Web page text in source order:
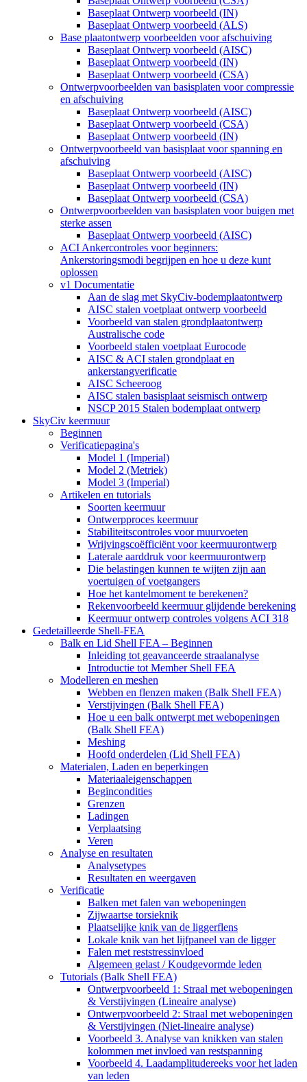
Baseplaat Ontwerp voorbeeld (IN)
Baseplaat Ontwerp voorbeeld (ALS)
Base plaatontwerp voorbeelden voor afschuiving
Baseplaat Ontwerp voorbeeld (AISC)
Baseplaat Ontwerp voorbeeld (IN)
Baseplaat Ontwerp voorbeeld (CSA)
Ontwerpvoorbeelden van basisplaten voor compressie
en afschuiving
Baseplaat Ontwerp voorbeeld (AISC)
Baseplaat Ontwerp voorbeeld (CSA)
Baseplaat Ontwerp voorbeeld (IN)
Ontwerpvoorbeeld van basisplaat voor spanning en
afschuiving
Baseplaat Ontwerp voorbeeld (AISC)
Baseplaat Ontwerp voorbeeld (IN)
Baseplaat Ontwerp voorbeeld (CSA)
Ontwerpvoorbeelden van basisplaten voor buigen met
sterke assen
Baseplaat Ontwerp voorbeeld (AISC)
ACI Ankercontroles voor beginners:
Ankerstoringsmodi begrijpen en hoe u deze kunt
oplossen
v1 Documentatie
Aan de slag met SkyCiv-bodemplaatontwerp
AISC stalen voetplaat ontwerp voorbeeld
Voorbeeld van stalen grondplaatontwerp
Australische code
Voorbeeld stalen voetplaat Eurocode
AISC & ACI stalen grondplaat en
ankerstangverificatie
AISC Scheeroog
AISC stalen basisplaat seismisch ontwerp
NSCP 2015 Stalen bodemplaat ontwerp
SkyCiv keermuur
Beginnen
Verificatiepagina's
Model 1 (Imperial)
Model 2 (Metriek)
Model 3 (Imperial)
Artikelen en tutorials
Soorten keermuur
Ontwerpproces keermuur
Stabiliteitscontroles voor muurvoeten
Wrijvingscoëfficiënt voor keermuurontwerp
Laterale aarddruk voor keermuurontwerp
Die belastingen kunnen te wijten zijn aan
voertuigen of voetgangers
Hoe het kantelmoment te berekenen?
Rekenvoorbeeld keermuur glijdende berekening
Keermuur ontwerp controles volgens ACI 318
Gedetailleerde Shell-FEA
Balk en Lid Shell FEA – Beginnen
Inleiding tot geavanceerde straalanalyse
Introductie tot Member Shell FEA
Modelleren en meshen
Webben en flenzen maken (Balk Shell FEA)
Verstijvingen (Balk Shell FEA)
Hoe u een balk ontwerpt met webopeningen
(Balk Shell FEA)
Meshing
Hoofd onderdelen (Lid Shell FEA)
Materialen, Laden en beperkingen
Materiaaleigenschappen
Begincondities
Grenzen
Ladingen
Verplaatsing
Veren
Analyse en resultaten
Analysetypes
Resultaten en weergaven
Verificatie
Balken met falen van webopeningen
Zijwaartse torsieknik
Plaatselijke knik van de liggerflens
Lokale knik van het lijfpaneel van de ligger
Falen met reststressinvloed
Algemeen gelast / Koudgevormde leden
Tutorials (Balk Shell FEA)
Ontwerpvoorbeeld 1: Straal met webopeningen
& Verstijvingen (Lineaire analyse)
Ontwerpvoorbeeld 2: Straal met webopeningen
& Verstijvingen (Niet-lineaire analyse)
Voorbeeld 3. Analyse van knikken van stalen
kolommen met invloed van restspanning
Voorbeeld 4. Laadamplitudereeks voor het laden
van leden